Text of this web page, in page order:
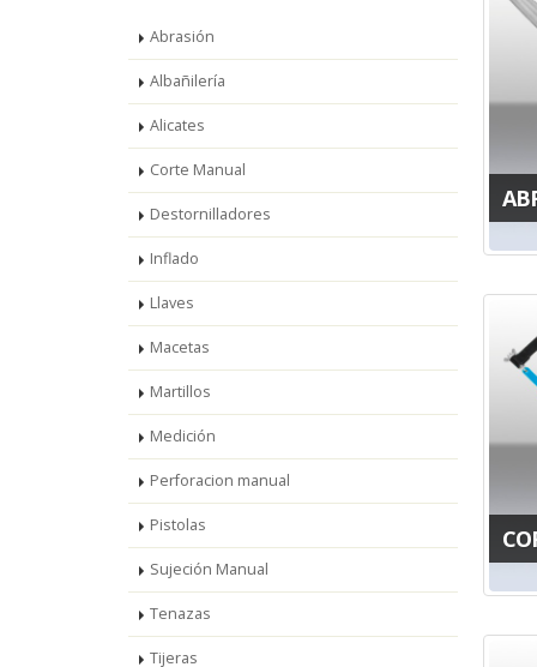
Abrasión
Albañilería
Alicates
Corte Manual
Destornilladores
Inflado
Llaves
Macetas
Martillos
Medición
Perforacion manual
Pistolas
Sujeción Manual
Tenazas
Tijeras